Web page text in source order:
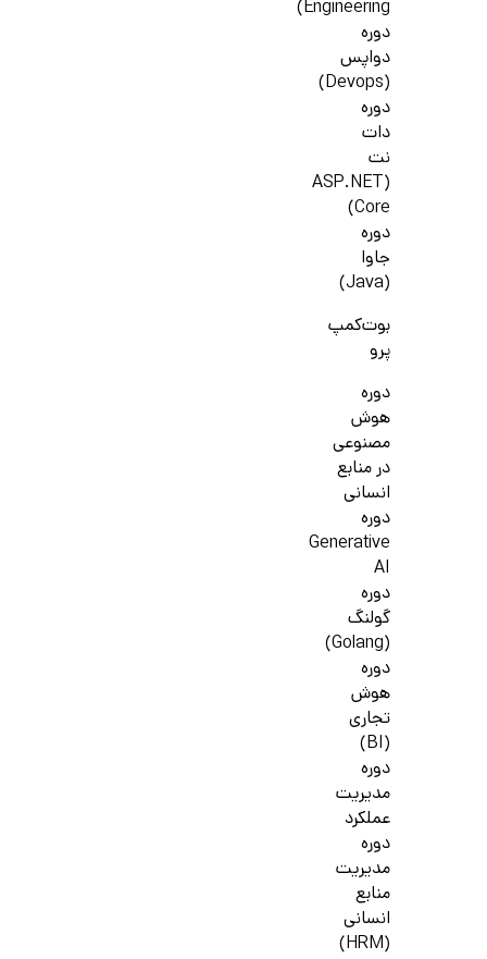
Engineering)
دوره
دواپس
(Devops)
دوره
دات
نت
(ASP.NET
Core)
دوره
جاوا
(Java)
بوت‌کمپ
پرو
دوره
هوش
مصنوعی
در منابع
انسانی
دوره
Generative
AI
دوره
گولنگ
(Golang)
دوره
هوش
تجاری
(BI)
دوره
مدیریت
عملکرد
دوره
مدیریت
منابع
انسانی
(HRM)